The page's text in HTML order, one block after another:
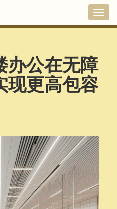
切
办公在无障
现更高包容